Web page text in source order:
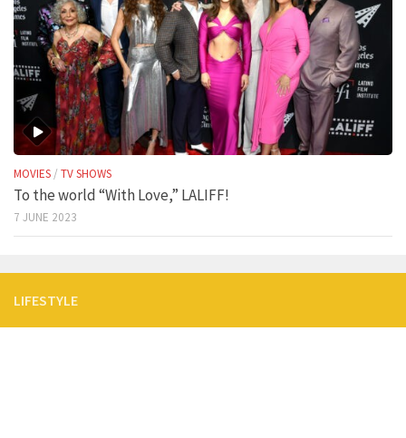
MOVIES / TV SHOWS
To the world “With Love,” LALIFF!
7 JUNE 2023
LIFESTYLE